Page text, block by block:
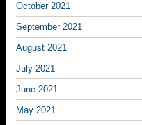
October 2021
September 2021
August 2021
July 2021
June 2021
May 2021